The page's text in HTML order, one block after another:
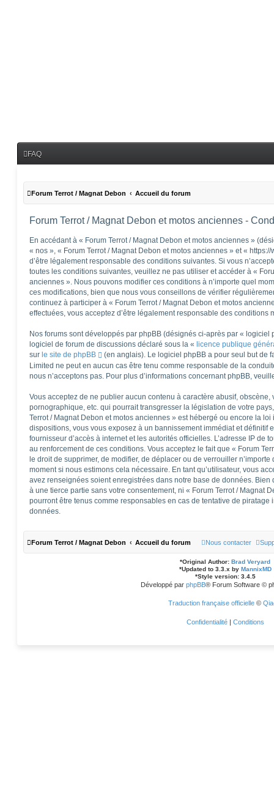
FAQ
Forum Terrot / Magnat Debon Accueil du forum
Forum Terrot / Magnat Debon et motos anciennes -
En accédant à « Forum Terrot / Magnat Debon et motos anciennes »
« nos », « Forum Terrot / Magnat Debon et motos anciennes » et «
d’être légalement responsable des conditions suivantes. Si vous
toutes les conditions suivantes, veuillez ne pas utiliser et accéder à «
anciennes ». Nous pouvons modifier ces conditions à n’importe quel
ces modifications, bien que nous vous conseillons de vérifier
continuez à participer à « Forum Terrot / Magnat Debon et motos
effectuées, vous acceptez d’être légalement responsable des conditions
Nos forums sont développés par phpBB (désignés ci-après par « logiciel
logiciel de forum de discussions déclaré sous la « licence publique
sur le site de phpBB
(en anglais). Le logiciel phpBB a pour seul but de
Limited ne peut en aucun cas être tenu comme responsable de la
nous n’acceptons pas. Pour plus d’informations concernant phpBB,
Vous acceptez de ne publier aucun contenu à caractère abusif,
pornographique, etc. qui pourrait transgresser la législation de votre
Terrot / Magnat Debon et motos anciennes » est hébergé ou encore la
dispositions, vous vous exposez à un bannissement immédiat et définitif
fournisseur d’accès à internet et les autorités officielles. L’adresse IP de
au renforcement de ces conditions. Vous acceptez le fait que « Forum
le droit de supprimer, de modifier, de déplacer ou de verrouiller
moment si nous estimons cela nécessaire. En tant qu’utilisateur, vous
avez renseignées soient enregistrées dans notre base de données.
à une tierce partie sans votre consentement, ni « Forum Terrot / Magnat
pourront être tenus comme responsables en cas de tentative de piratage
données.
Forum Terrot / Magnat Debon Accueil du forum Nous contacter
*Original Author: Brad Veryard
*Updated to 3.3.x by MannixMD
*Style version: 3.4.5
Développé par phpBB® Forum Software ©
Traduction française officielle©
Confidentialité | Conditions